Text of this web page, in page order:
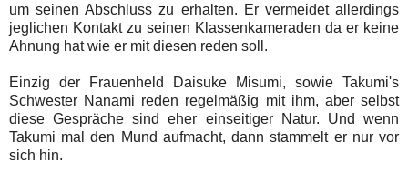
um seinen Abschluss zu erhalten. Er vermeidet allerdings
jeglichen Kontakt zu seinen Klassenkameraden da er keine
Ahnung hat wie er mit diesen reden soll.
Einzig der Frauenheld Daisuke Misumi, sowie Takumi's
Schwester Nanami reden regelmäßig mit ihm, aber selbst
diese Gespräche sind eher einseitiger Natur. Und wenn
Takumi mal den Mund aufmacht, dann stammelt er nur vor
sich hin.